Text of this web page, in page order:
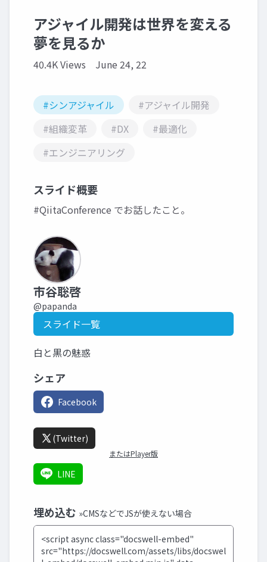
アジャイル開発は世界を変える
夢を見るか
40.4K Views June 24, 22
#シンアジャイル
#アジャイル開発
#組織変革
#DX
#最適化
#エンジニアリング
スライド概要
#QiitaConference でお話したこと。
市谷聡啓
@papanda
スライド一覧
白と黒の魅惑
シェア
Facebook
(Twitter)
またはPlayer版
LINE
埋め込む »CMSなどでJSが使えない場合